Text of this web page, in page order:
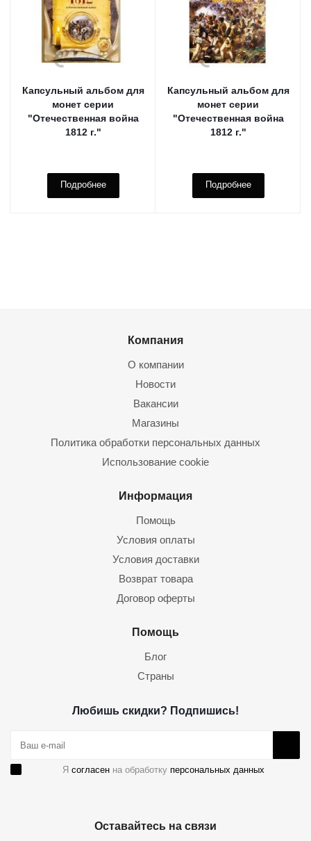
Капсульный альбом для
монет серии
"Отечественная война
1812 г."
Подробнее
Капсульный альбом для
монет серии
"Отечественная война
1812 г."
Подробнее
Компания
О компании
Новости
Вакансии
Магазины
Политика обработки персональных данных
Использование cookie
Информация
Помощь
Условия оплаты
Условия доставки
Возврат товара
Договор оферты
Помощь
Блог
Страны
Любишь скидки? Подпишись!
Я согласен на обработку персональных данных
Оставайтесь на связи